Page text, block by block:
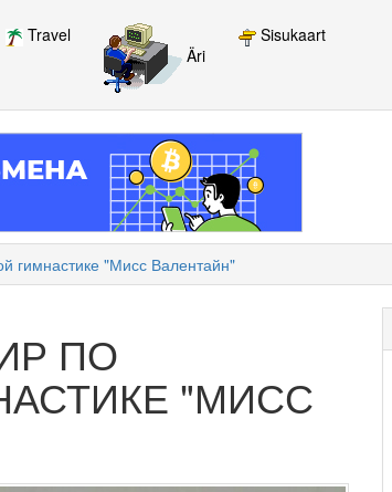
Travel
Äri
Sisukaart
гимнастике "Мисс Валентайн"
ПО
"МИСС